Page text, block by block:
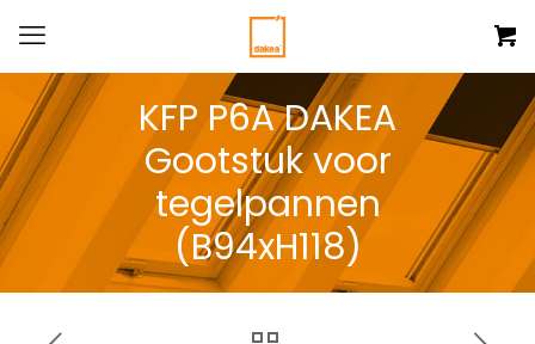
KFP P6A DAKEA
Gootstuk voor
tegelpannen
(B94xH118)